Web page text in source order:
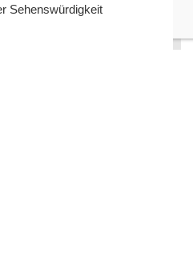
Sehenswürdigkeit